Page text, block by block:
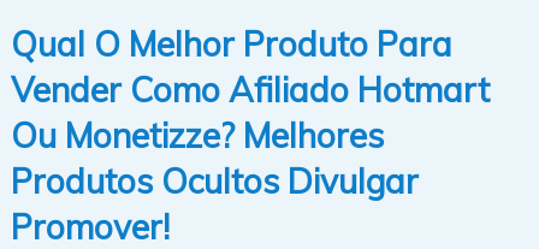
Qual O Melhor Produto Para
Vender Como Afiliado Hotmart
Ou Monetizze? Melhores
Produtos Ocultos Divulgar
Promover!